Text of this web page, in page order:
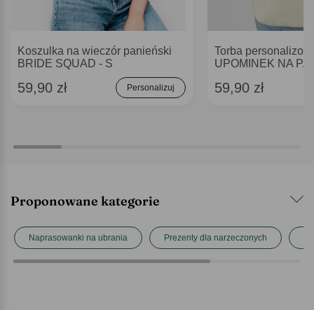
Koszulka na wieczór panieński
BRIDE SQUAD - S
59,90 zł Personalizuj
Torba
UPOMINEK NA
59,90 zł
Proponowane kategorie
Naprasowanki na ubrania Prezenty dla narzeczonych